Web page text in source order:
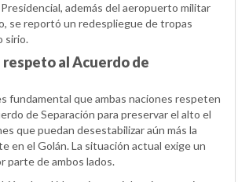
además del aeropuerto militar
se reportó un redespliegue de tropas
sirio.
al Acuerdo de
fundamental que ambas naciones respeten
de Separación para preservar el alto el
que puedan desestabilizar aún más la
en el Golán. La situación actual exige un
parte de ambos lados.